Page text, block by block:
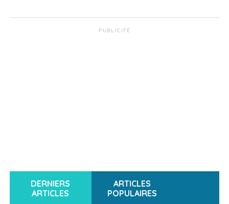
PUBLICITÉ
DERNIERS
ARTICLES
ARTICLES
POPULAIRES